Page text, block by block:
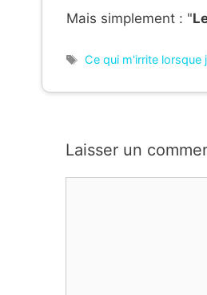
Mais simplement : "
Étiquettes
Ce qui m'irrite
Laisser un